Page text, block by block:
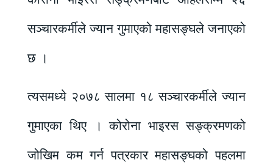
सञ्चारकर्मीले ज्यान गुमाएको महासङ्घले जनाएको
छ ।
त्यसमध्ये २०७८ सालमा १८ सञ्चारकर्मीले ज्यान
गुमाएका थिए । कोरोना भाइरस सङ्क्रमणको
जोखिम कम गर्न पत्रकार महासङ्घको पहलमा